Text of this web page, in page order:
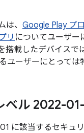
、 Google Play プ
リ についてユーザー
搭載したデバイスで
ユーザーにとっては
ベル 2022-
に該当するセキュ